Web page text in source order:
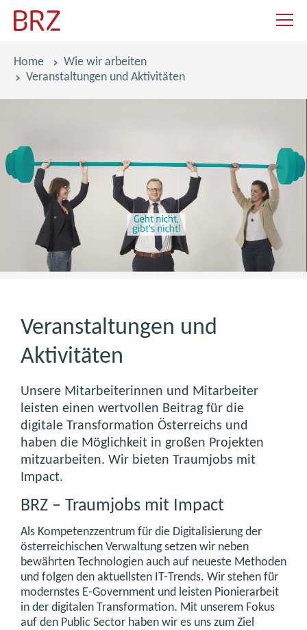
Pfadnavigation
Home
Wie wir arbeiten
Veranstaltungen und Aktivitäten
Veranstaltungen und
Aktivitäten
Unsere Mitarbeiterinnen und Mitarbeiter
leisten einen wertvollen Beitrag für die
digitale Transformation Österreichs und
haben die Möglichkeit in großen Projekten
mitzuarbeiten. Wir bieten Traumjobs mit
Impact.
BRZ – Traumjobs mit Impact
Als Kompetenzzentrum für die Digitalisierung der
österreichischen Verwaltung setzen wir neben
bewährten Technologien auch auf neueste Methoden
und folgen den aktuellsten IT-Trends. Wir stehen für
modernstes E-Government und leisten Pionierarbeit
in der digitalen Transformation. Mit unserem Fokus
auf den Public Sector haben wir es uns zum Ziel